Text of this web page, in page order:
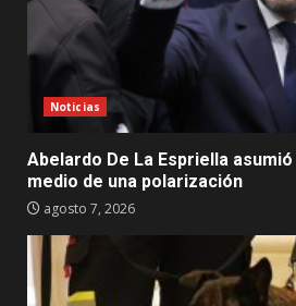
Noticias
Abelardo De La Espriella
medio de una polarización
agosto 7, 2026